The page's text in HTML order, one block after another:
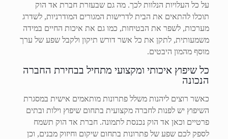
על כל העלויות הנלוות לכך. מה גם שבעזרת חברת אד הוק
תוכלו להתאים את הבית לדרישות המגורים המודרניות, לשדרג
מערכות, לשפר את הבטיחות, כמו גם את איכות החיים במידה
משמעותית, לתקן את כל אשר דורש תיקון ולקבל שפע של ערך
מוסף מהמון היבטים.
כל שיפוץ איכותי ומקצועי מתחיל בבחירת החברה
הנכונה
כאשר רוצים ליהנות משלל פתרונות מותאמים אישית במסגרת
השיפוץ יש לפנות לחברה מקצועית בתחום שיפוץ וילות ובתים
פרטיים וכאן אד הוק נכנסת לתמונה. חברת אד הוק תשמח
לספק לכם שפע של פתרונות בתחום שיקום וחיזוק מבנים, וכן